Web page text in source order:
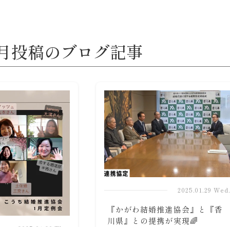
投稿のブログ記事
2025.01.29 Wed.
『かがわ結婚推進協会』と『香
川県』との提携が実現🌈